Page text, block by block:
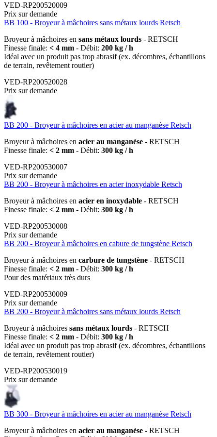
VED-RP200520009
Prix sur demande
BB 100 - Broyeur à mâchoires sans métaux lourds Retsch
Broyeur à mâchoires en sans métaux lourds - RETSCH
Finesse finale: < 4 mm - Débit: 200 kg / h
Idéal avec un produit pas trop abrasif (ex. décombres, échantillons
de terrain, revêtement routier)
VED-RP200520028
Prix sur demande
BB 200 - Broyeur à mâchoires en acier au manganèse Retsch
Broyeur à mâchoires en acier au manganèse - RETSCH
Finesse finale: < 2 mm - Débit: 300 kg / h
VED-RP200530007
Prix sur demande
BB 200 - Broyeur à mâchoires en acier inoxydable Retsch
Broyeur à mâchoires en acier en inoxydable - RETSCH
Finesse finale: < 2 mm - Débit: 300 kg / h
VED-RP200530008
Prix sur demande
BB 200 - Broyeur à mâchoires en cabure de tungstène Retsch
Broyeur à mâchoires en carbure de tungstène - RETSCH
Finesse finale: < 2 mm - Débit: 300 kg / h
Pour des matériaux très durs
VED-RP200530009
Prix sur demande
BB 200 - Broyeur à mâchoires sans métaux lourds Retsch
Broyeur à mâchoires sans métaux lourds - RETSCH
Finesse finale: < 2 mm - Débit: 300 kg / h
Idéal avec un produit pas trop abrasif (ex. décombres, échantillons
de terrain, revêtement routier)
VED-RP200530019
Prix sur demande
BB 300 - Broyeur à mâchoires en acier au manganèse Retsch
Broyeur à mâchoires en acier au manganèse - RETSCH